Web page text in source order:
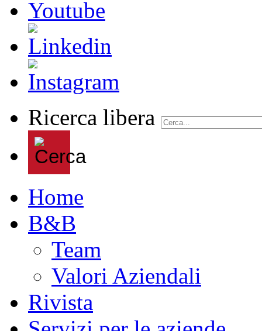
Ricerca libera
Home
B&B
Team
Valori Aziendali
Rivista